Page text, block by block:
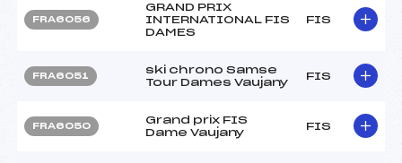
FRA6056
GRAND PRIX
INTERNATIONAL FIS
DAMES
FIS
FRA6051
ski chrono Samse
Tour Dames Vaujany
FIS
FRA6050
Grand prix FIS
Dame Vaujany
FIS